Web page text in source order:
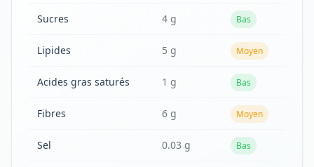
Sucres 4 g Bas
Lipides 5 g Moyen
Acides gras saturés 1 g Bas
Fibres 6 g Moyen
Sel 0.03 g Bas